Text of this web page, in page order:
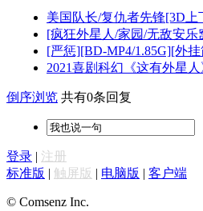
美国队长/复仇者先锋[3D上
[疯狂外星人/家园/无敌安乐
[严惩][BD-MP4/1.85G][外
2021喜剧科幻《这有外星
倒序浏览 共有0条回复
登录 | 注册
标准版 | 触屏版 | 电脑版 | 客户端
© Comsenz Inc.